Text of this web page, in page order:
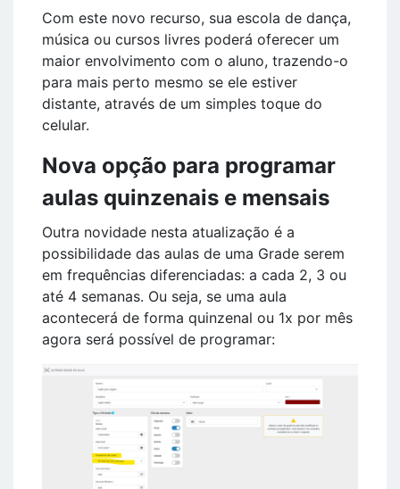
Com este novo recurso, sua escola de dança,
música ou cursos livres poderá oferecer um
maior envolvimento com o aluno, trazendo-o
para mais perto mesmo se ele estiver
distante, através de um simples toque do
celular.
Nova opção para programar
aulas quinzenais e mensais
Outra novidade nesta atualização é a
possibilidade das aulas de uma Grade serem
em frequências diferenciadas: a cada 2, 3 ou
até 4 semanas. Ou seja, se uma aula
acontecerá de forma quinzenal ou 1x por mês
agora será possível de programar: